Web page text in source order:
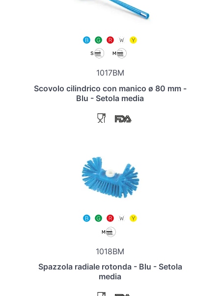
1017BM
Scovolo cilindrico con manico ø 80 mm -
Blu - Setola media
1018BM
Spazzola radiale rotonda - Blu - Setola
media